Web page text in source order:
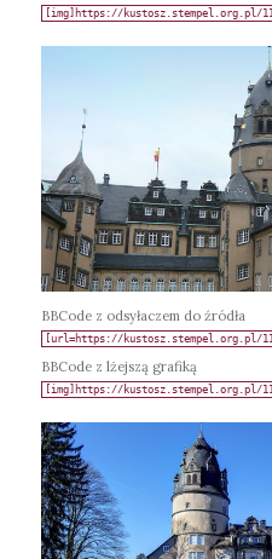
BBCode z odsyłaczem do źródła
BBCode z lżejszą grafiką